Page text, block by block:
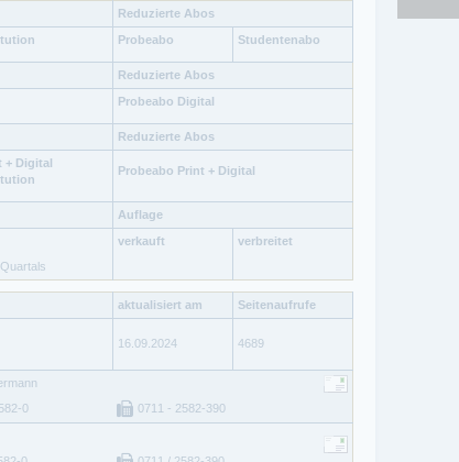
Reduzierte Abos
Probeabo Studentenabo
Reduzierte Abos
Probeabo Digital
Reduzierte Abos
+ Digital
Probeabo Print + Digital
Auflage
verkauft
verbreitet
aktualisiert am
Seitenaufrufe
16.09.2024
4689
0
0711 - 2582-390